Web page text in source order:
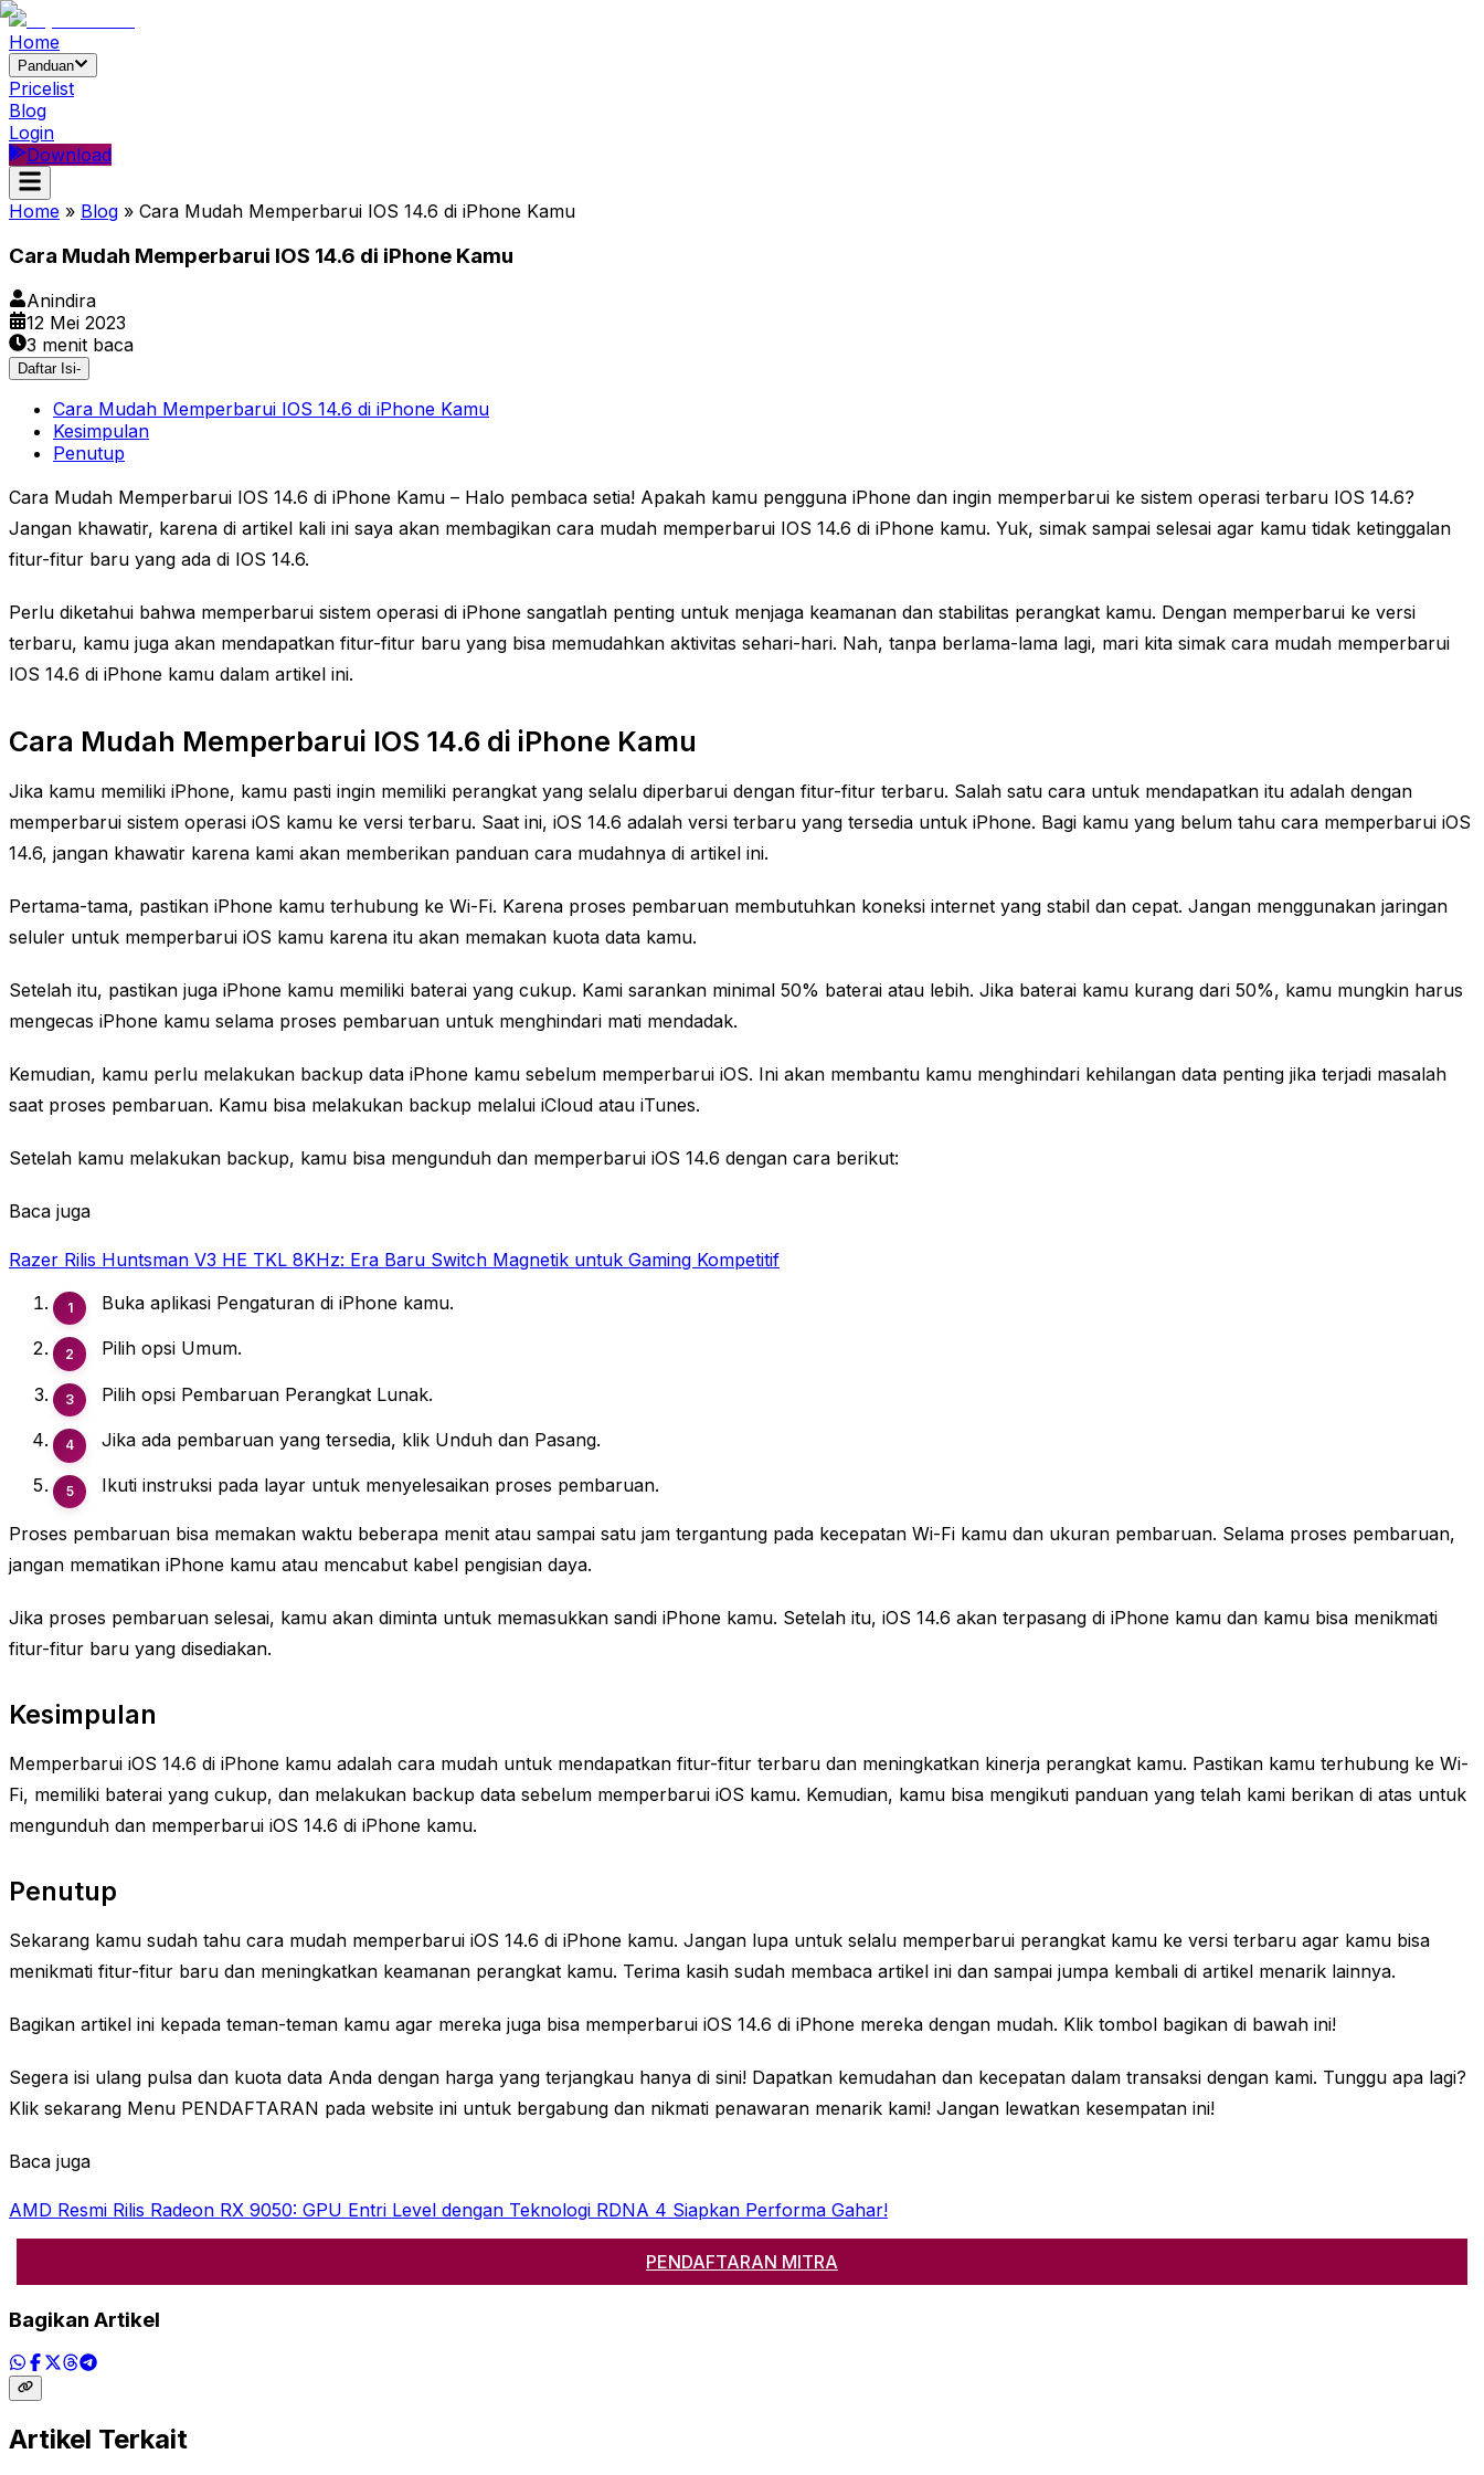
Home
Panduan
Pricelist
Blog
Login
Download
Home » Blog » Cara Mudah Memperbarui IOS 14.6 di iPhone Kamu
Cara Mudah Memperbarui IOS 14.6 di iPhone Kamu
Anindira
12 Mei 2023
3 menit baca
Daftar Isi-
Cara Mudah Memperbarui IOS 14.6 di iPhone Kamu
Kesimpulan
Penutup
Cara Mudah Memperbarui IOS 14.6 di iPhone Kamu – Halo pembaca setia! Apakah kamu pengguna iPhone dan ingin memperbarui ke sistem operasi terbaru IOS 14.6?
Jangan khawatir, karena di artikel kali ini saya akan membagikan cara mudah memperbarui IOS 14.6 di iPhone kamu. Yuk, simak sampai selesai agar kamu tidak ketinggalan
fitur-fitur baru yang ada di IOS 14.6.
Perlu diketahui bahwa memperbarui sistem operasi di iPhone sangatlah penting untuk menjaga keamanan dan stabilitas perangkat kamu. Dengan memperbarui ke versi
terbaru, kamu juga akan mendapatkan fitur-fitur baru yang bisa memudahkan aktivitas sehari-hari. Nah, tanpa berlama-lama lagi, mari kita simak cara mudah memperbarui
IOS 14.6 di iPhone kamu dalam artikel ini.
Cara Mudah Memperbarui IOS 14.6 di iPhone Kamu
Jika kamu memiliki iPhone, kamu pasti ingin memiliki perangkat yang selalu diperbarui dengan fitur-fitur terbaru. Salah satu cara untuk mendapatkan itu adalah dengan
memperbarui sistem operasi iOS kamu ke versi terbaru. Saat ini, iOS 14.6 adalah versi terbaru yang tersedia untuk iPhone. Bagi kamu yang belum tahu cara memperbarui iOS
14.6, jangan khawatir karena kami akan memberikan panduan cara mudahnya di artikel ini.
Pertama-tama, pastikan iPhone kamu terhubung ke Wi-Fi. Karena proses pembaruan membutuhkan koneksi internet yang stabil dan cepat. Jangan menggunakan jaringan
seluler untuk memperbarui iOS kamu karena itu akan memakan kuota data kamu.
Setelah itu, pastikan juga iPhone kamu memiliki baterai yang cukup. Kami sarankan minimal 50% baterai atau lebih. Jika baterai kamu kurang dari 50%, kamu mungkin harus
mengecas iPhone kamu selama proses pembaruan untuk menghindari mati mendadak.
Kemudian, kamu perlu melakukan backup data iPhone kamu sebelum memperbarui iOS. Ini akan membantu kamu menghindari kehilangan data penting jika terjadi masalah
saat proses pembaruan. Kamu bisa melakukan backup melalui iCloud atau iTunes.
Setelah kamu melakukan backup, kamu bisa mengunduh dan memperbarui iOS 14.6 dengan cara berikut:
Baca juga
Razer Rilis Huntsman V3 HE TKL 8KHz: Era Baru Switch Magnetik untuk Gaming Kompetitif
Buka aplikasi Pengaturan di iPhone kamu.
Pilih opsi Umum.
Pilih opsi Pembaruan Perangkat Lunak.
Jika ada pembaruan yang tersedia, klik Unduh dan Pasang.
Ikuti instruksi pada layar untuk menyelesaikan proses pembaruan.
Proses pembaruan bisa memakan waktu beberapa menit atau sampai satu jam tergantung pada kecepatan Wi-Fi kamu dan ukuran pembaruan. Selama proses pembaruan,
jangan mematikan iPhone kamu atau mencabut kabel pengisian daya.
Jika proses pembaruan selesai, kamu akan diminta untuk memasukkan sandi iPhone kamu. Setelah itu, iOS 14.6 akan terpasang di iPhone kamu dan kamu bisa menikmati
fitur-fitur baru yang disediakan.
Kesimpulan
Memperbarui iOS 14.6 di iPhone kamu adalah cara mudah untuk mendapatkan fitur-fitur terbaru dan meningkatkan kinerja perangkat kamu. Pastikan kamu terhubung ke Wi-
Fi, memiliki baterai yang cukup, dan melakukan backup data sebelum memperbarui iOS kamu. Kemudian, kamu bisa mengikuti panduan yang telah kami berikan di atas untuk
mengunduh dan memperbarui iOS 14.6 di iPhone kamu.
Penutup
Sekarang kamu sudah tahu cara mudah memperbarui iOS 14.6 di iPhone kamu. Jangan lupa untuk selalu memperbarui perangkat kamu ke versi terbaru agar kamu bisa
menikmati fitur-fitur baru dan meningkatkan keamanan perangkat kamu. Terima kasih sudah membaca artikel ini dan sampai jumpa kembali di artikel menarik lainnya.
Bagikan artikel ini kepada teman-teman kamu agar mereka juga bisa memperbarui iOS 14.6 di iPhone mereka dengan mudah. Klik tombol bagikan di bawah ini!
Segera isi ulang pulsa dan kuota data Anda dengan harga yang terjangkau hanya di sini! Dapatkan kemudahan dan kecepatan dalam transaksi dengan kami. Tunggu apa lagi?
Klik sekarang Menu PENDAFTARAN pada website ini untuk bergabung dan nikmati penawaran menarik kami! Jangan lewatkan kesempatan ini!
Baca juga
AMD Resmi Rilis Radeon RX 9050: GPU Entri Level dengan Teknologi RDNA 4 Siapkan Performa Gahar!
PENDAFTARAN MITRA
Bagikan Artikel
Artikel Terkait